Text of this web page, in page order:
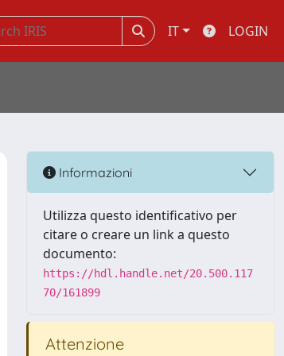
IT LOGIN
Informazioni
Utilizza questo identificativo per
citare o creare un link a questo
documento:
https://hdl.handle.net/20.500.117
70/161899
Attenzione